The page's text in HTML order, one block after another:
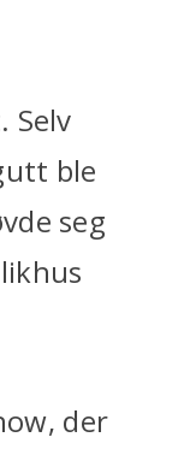
Selv
ble
seg
der